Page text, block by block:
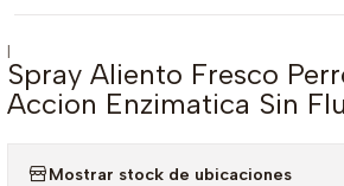
|
Spray Aliento Fresco
Accion Enzimatica Sin
Mostrar stock de ubicaciones